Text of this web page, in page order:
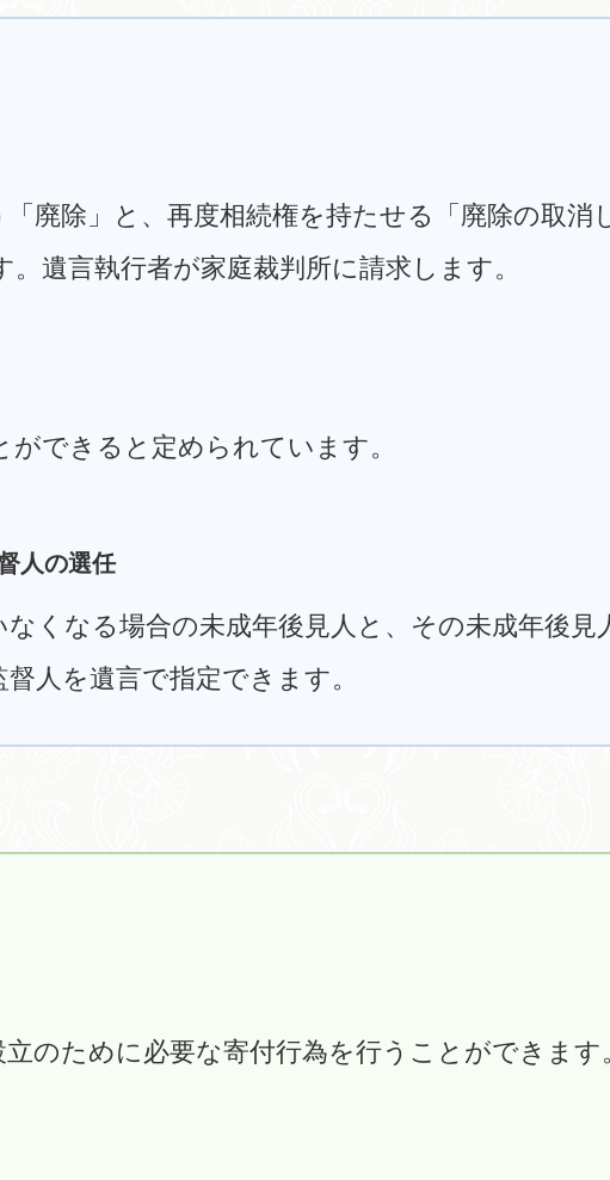
廃除」と、再度相続権を持たせる「廃除の取消
遺言執行者が家庭裁判所に請求します。
できると定められています。
人の選任
くなる場合の未成年後見人と、その未成年後見
人を遺言で指定できます。
のために必要な寄付行為を行うことができます